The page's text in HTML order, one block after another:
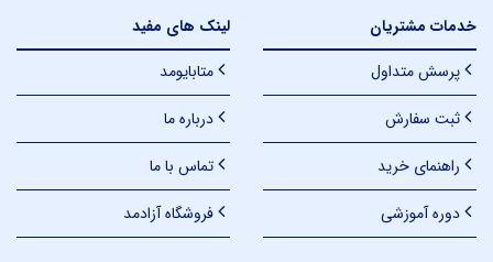
خدمات مشتریان
پرسش متداول
ثبت سفارش
راهنمای خرید
دوره آموزشی
لینک های مفید
متابایومد
درباره ما
تماس با ما
فروشگاه آزادمد